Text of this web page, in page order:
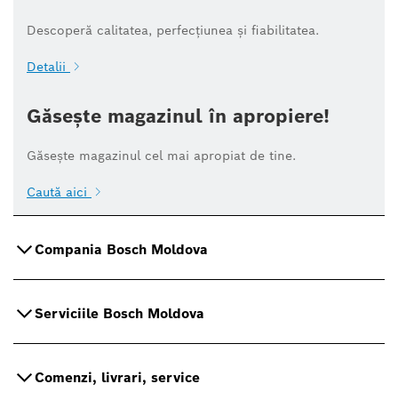
Descoperă calitatea, perfecțiunea și fiabilitatea.
Detalii
Găsește magazinul în apropiere!
Găsește magazinul cel mai apropiat de tine.
Caută aici
Compania Bosch Moldova
Serviciile Bosch Moldova
Comenzi, livrari, service